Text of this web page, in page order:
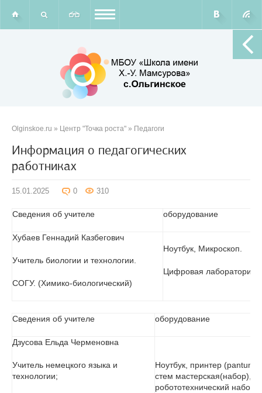
Olginskoe.ru » Центр "Точка роста" » Педагоги
Информация о педагогических
работниках
15.01.2025 0 310
Сведения об учителе оборудование
Хубаев Геннадий Казбегович
Учитель биологии и технологии.
СОГУ. (Химико-биологический)
Ноутбук, Микроскоп.
Цифровая лаборатория
Сведения об учителе оборудование
Дзусова Ельда Черменовна
Учитель немецкого языка и
технологии;
Ноутбук, принтер (pantum),
стем мастерская(набор),
робототехнический набор